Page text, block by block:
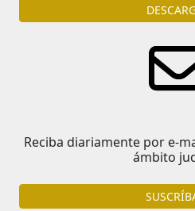
Reciba diariamente por e-
ámbito